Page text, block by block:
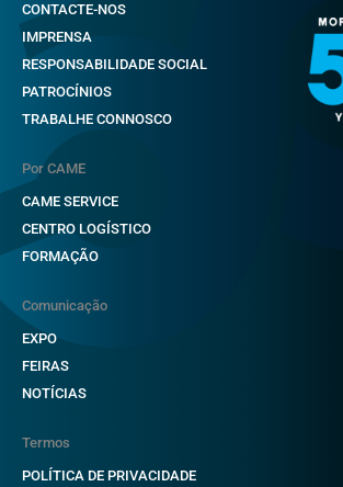
CONTACTE-NOS
IMPRENSA
RESPONSABILIDADE SOCIAL
PATROCÍNIOS
TRABALHE CONNOSCO
Por CAME
CAME SERVICE
CENTRO LOGÍSTICO
FORMAÇÃO
Comunicação
EXPO
FEIRAS
NOTÍCIAS
Termos
POLÍTICA DE PRIVACIDADE